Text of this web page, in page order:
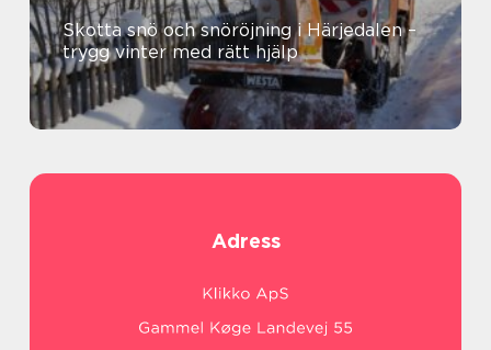
Skotta snö och snöröjning i Härjedalen –
trygg vinter med rätt hjälp
Adress